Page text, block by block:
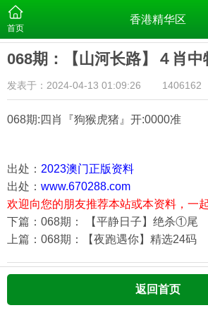
首页
香港精华区
068期：【山河长路】４肖中
发表于：2024-04-13 01:09:26 1406162
068期:四肖『狗猴虎猪 』开:0000准
出处： 2023澳门正版资料
出处： www.670288.com
欢迎向您的朋友推荐本站或本资料，一
下篇：068期： 【平静日子】绝杀①尾
上篇：068期：【夜跑遇你】精选24码
返回首页